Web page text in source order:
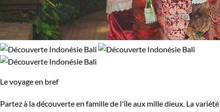
Le voyage en bref
Partez à la découverte en famille de l'île aux mille dieux. La variété